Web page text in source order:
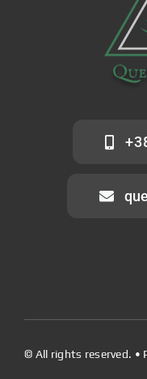
© All rights reserved. •